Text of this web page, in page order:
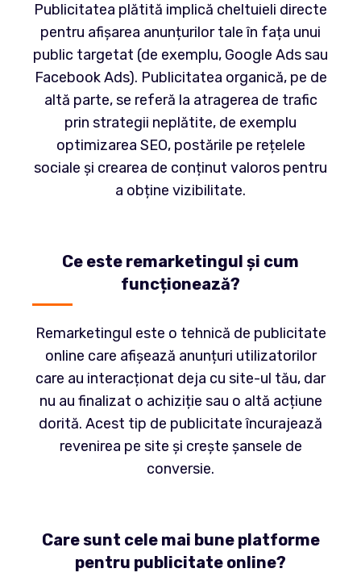
Publicitatea plătită implică cheltuieli directe
pentru afișarea anunțurilor tale în fața unui
public targetat (de exemplu, Google Ads sau
Facebook Ads). Publicitatea organică, pe de
altă parte, se referă la atragerea de trafic
prin strategii neplătite, de exemplu
optimizarea SEO, postările pe rețelele
sociale și crearea de conținut valoros pentru
a obține vizibilitate.
Ce este remarketingul și cum
funcționează?
Remarketingul este o tehnică de publicitate
online care afișează anunțuri utilizatorilor
care au interacționat deja cu site-ul tău, dar
nu au finalizat o achiziție sau o altă acțiune
dorită. Acest tip de publicitate încurajează
revenirea pe site și crește șansele de
conversie.
Care sunt cele mai bune platforme
pentru publicitate online?